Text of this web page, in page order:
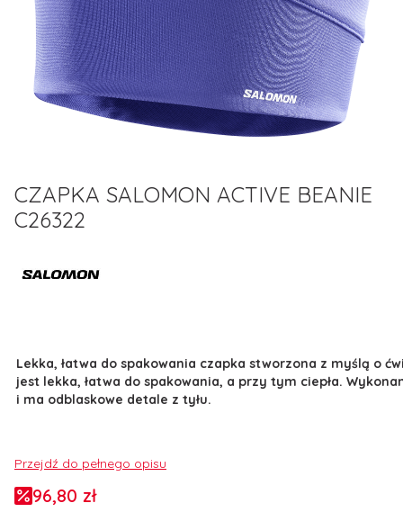
CZAPKA SALOMON ACTIVE BEANIE
C26322
Lekka, łatwa do spakowania czapka stworzona z myślą o
jest lekka, łatwa do spakowania, a przy tym ciepła.
i ma odblaskowe detale z tyłu.
Przejdź do pełnego opisu
96,80 zł